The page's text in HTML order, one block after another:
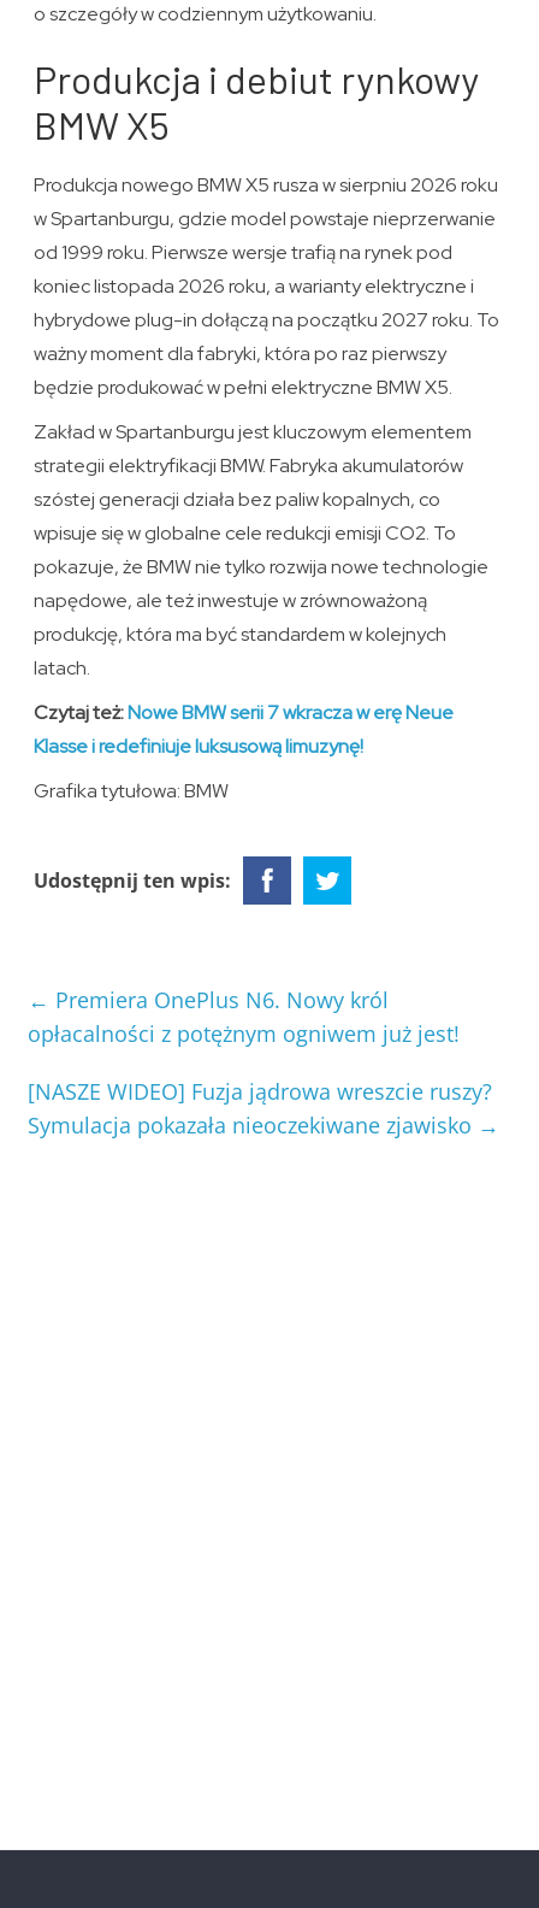
o szczegóły w codziennym użytkowaniu.
Produkcja i debiut rynkowy
BMW X5
Produkcja nowego BMW X5 rusza w sierpniu 2026 roku
w Spartanburgu, gdzie model powstaje nieprzerwanie
od 1999 roku. Pierwsze wersje trafią na rynek pod
koniec listopada 2026 roku, a warianty elektryczne i
hybrydowe plug-in dołączą na początku 2027 roku. To
ważny moment dla fabryki, która po raz pierwszy
będzie produkować w pełni elektryczne BMW X5.
Zakład w Spartanburgu jest kluczowym elementem
strategii elektryfikacji BMW. Fabryka akumulatorów
szóstej generacji działa bez paliw kopalnych, co
wpisuje się w globalne cele redukcji emisji CO2. To
pokazuje, że BMW nie tylko rozwija nowe technologie
napędowe, ale też inwestuje w zrównoważoną
produkcję, która ma być standardem w kolejnych
latach.
Czytaj też:Nowe BMW serii 7 wkracza w erę Neue
Klasse i redefiniuje luksusową limuzynę!
Grafika tytułowa: BMW
Udostępnij ten wpis:
← Premiera OnePlus N6. Nowy król
opłacalności z potężnym ogniwem już jest!
[NASZE WIDEO] Fuzja jądrowa wreszcie ruszy?
Symulacja pokazała nieoczekiwane zjawisko →